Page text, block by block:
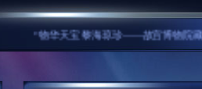
“物华天宝 黎海琼珍——故宫博物院藏海